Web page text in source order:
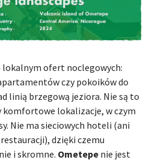
lokalnym ofert noclegowych:
czy pokoików do
linią brzegową jeziora. Nie są to
komfortowe lokalizacje, w czym
Nie ma sieciowych hoteli (ani
dzięki czemu
i skromne. Ometepe nie jest